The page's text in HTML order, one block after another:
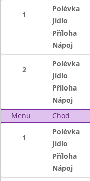
1
Polévka
Jídlo
Příloha
Nápoj
2
Polévka
Jídlo
Příloha
Nápoj
Menu
Chod
1
Polévka
Jídlo
Příloha
Nápoj